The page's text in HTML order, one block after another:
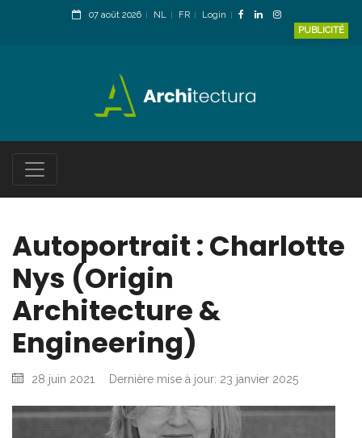
07 août 2026 NL FR
Login
PUBLICITÉ
Autoportrait : Charlotte
Nys (Origin
Architecture &
Engineering)
28 juin 2021 Dernière mise à jour: 23 janvier 2025